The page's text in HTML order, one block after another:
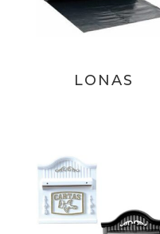
LONAS